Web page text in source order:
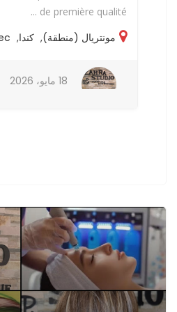
de première qualité ...
مونتريال (منطقة), كندا,
18 مايو، 2026